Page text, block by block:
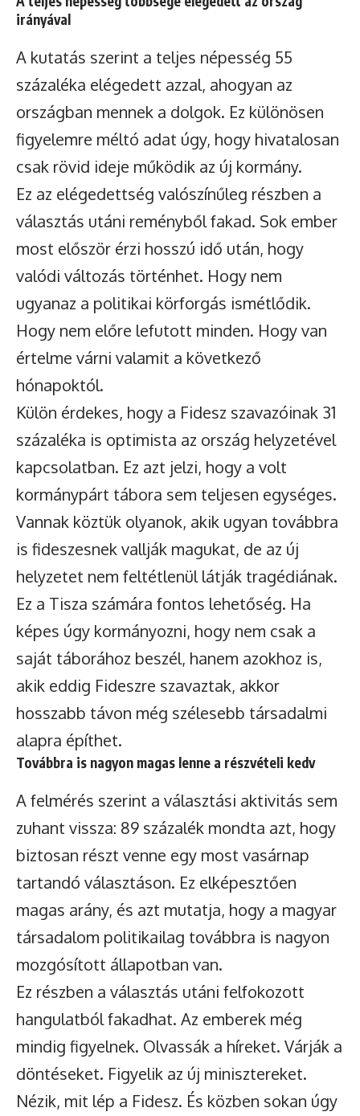
irányával
A kutatás szerint a teljes népesség 55
százaléka elégedett azzal, ahogyan az
országban mennek a dolgok. Ez különösen
figyelemre méltó adat úgy, hogy hivatalosan
csak rövid ideje működik az új kormány.
Ez az elégedettség valószínűleg részben a
választás utáni reményből fakad. Sok ember
most először érzi hosszú idő után, hogy
valódi változás történhet. Hogy nem
ugyanaz a politikai körforgás ismétlődik.
Hogy nem előre lefutott minden. Hogy van
értelme várni valamit a következő
hónapoktól.
Külön érdekes, hogy a Fidesz szavazóinak 31
százaléka is optimista az ország helyzetével
kapcsolatban. Ez azt jelzi, hogy a volt
kormánypárt tábora sem teljesen egységes.
Vannak köztük olyanok, akik ugyan továbbra
is fideszesnek vallják magukat, de az új
helyzetet nem feltétlenül látják tragédiának.
Ez a Tisza számára fontos lehetőség. Ha
képes úgy kormányozni, hogy nem csak a
saját táborához beszél, hanem azokhoz is,
akik eddig Fideszre szavaztak, akkor
hosszabb távon még szélesebb társadalmi
alapra építhet.
Továbbra is nagyon magas lenne a részvételi kedv
A felmérés szerint a választási aktivitás sem
zuhant vissza: 89 százalék mondta azt, hogy
biztosan részt venne egy most vasárnap
tartandó választáson. Ez elképesztően
magas arány, és azt mutatja, hogy a magyar
társadalom politikailag továbbra is nagyon
mozgósított állapotban van.
Ez részben a választás utáni felfokozott
hangulatból fakadhat. Az emberek még
mindig figyelnek. Olvassák a híreket. Várják a
döntéseket. Figyelik az új minisztereket.
Nézik, mit lép a Fidesz. És közben sokan úgy